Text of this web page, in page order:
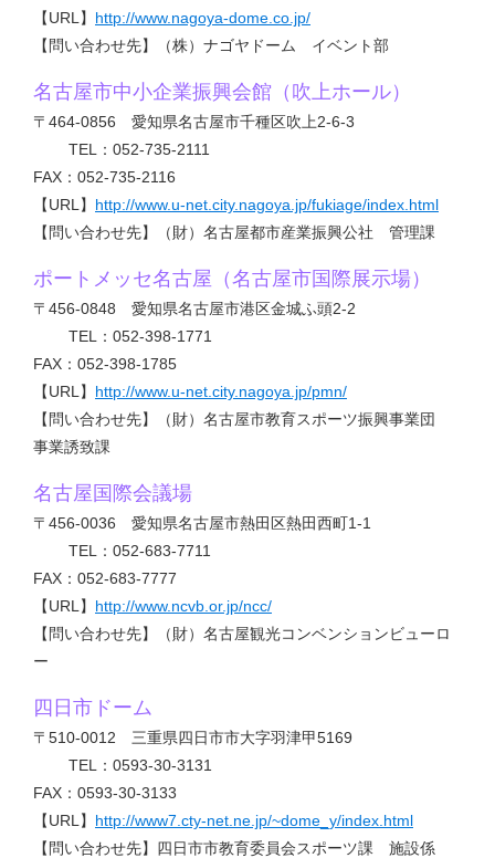
【URL】 http://www.nagoya-dome.co.jp/
【問い合わせ先】（株）ナゴヤドーム イベント部
名古屋市中小企業振興会館（吹上ホール）
〒464-0856 愛知県名古屋市千種区吹上2-6-3
TEL：052-735-2111
FAX：052-735-2116
【URL】 http://www.u-net.city.nagoya.jp/fukiage/index.html
【問い合わせ先】（財）名古屋都市産業振興公社 管理課
ポートメッセ名古屋（名古屋市国際展示場）
〒456-0848 愛知県名古屋市港区金城ふ頭2-2
TEL：052-398-1771
FAX：052-398-1785
【URL】 http://www.u-net.city.nagoya.jp/pmn/
【問い合わせ先】（財）名古屋市教育スポーツ振興事業団
事業誘致課
名古屋国際会議場
〒456-0036 愛知県名古屋市熱田区熱田西町1-1
TEL：052-683-7711
FAX：052-683-7777
【URL】 http://www.ncvb.or.jp/ncc/
【問い合わせ先】（財）名古屋観光コンベンションビューロ
ー
四日市ドーム
〒510-0012 三重県四日市市大字羽津甲5169
TEL：0593-30-3131
FAX：0593-30-3133
【URL】 http://www7.cty-net.ne.jp/~dome_y/index.html
【問い合わせ先】四日市市教育委員会スポーツ課 施設係